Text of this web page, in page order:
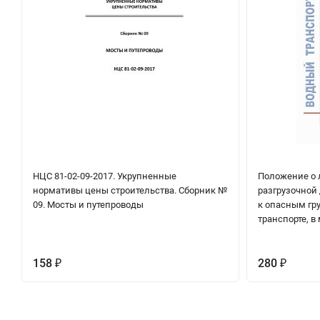
НЦС 81-02-09-2017. Укрупненные
нормативы цены строительства. Сборник №
09. Мосты и путепроводы
158 ₽
Положение о
к опасным
транспорте, в
280 ₽